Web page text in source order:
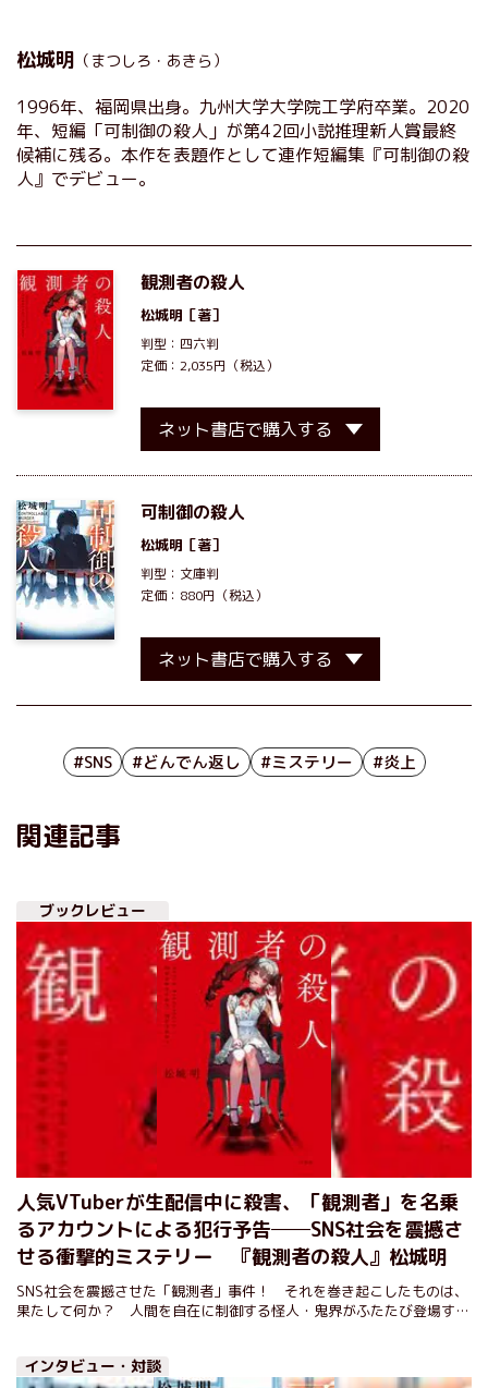
松城明 （まつしろ・あきら）
1996年、福岡県出身。九州大学大学院工学府卒業。2020
年、短編「可制御の殺人」が第42回小説推理新人賞最終
候補に残る。本作を表題作として連作短編集『可制御の殺
人』でデビュー。
観測者の殺人
松城明 ［著］
判型：四六判
定価：2,035円（税込）
ネット書店で購入する
可制御の殺人
松城明 ［著］
判型：文庫判
定価：880円（税込）
ネット書店で購入する
#SNS #どんでん返し #ミステリー #炎上
関連記事
ブックレビュー
人気VTuberが生配信中に殺害、「観測者」を名乗
るアカウントによる犯行予告──SNS社会を震撼さ
せる衝撃的ミステリー 『観測者の殺人』松城明
SNS社会を震撼させた「観測者」事件！ それを巻き起こしたものは、
果たして何か？ 人間を自在に制御する怪人・鬼界がふたたび登場する
インタビュー・対談